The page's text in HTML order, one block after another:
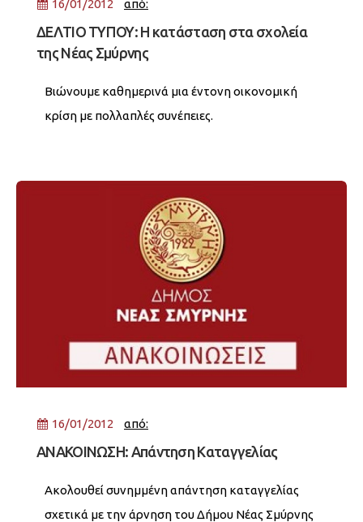
16/01/2012 από:
ΔΕΛΤΙΟ ΤΥΠΟΥ: Η κατάσταση στα σχολεία
της Νέας Σμύρνης
Βιώνουμε καθημερινά μια έντονη οικονομική
κρίση με πολλαπλές συνέπειες.
16/01/2012 από:
ΑΝΑΚΟΙΝΩΣΗ: Απάντηση Καταγγελίας
Ακολουθεί συνημμένη απάντηση καταγγελίας
σχετικά με την άρνηση του Δήμου Νέας Σμύρνης